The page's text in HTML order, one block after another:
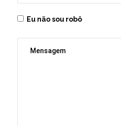
Eu não sou robô